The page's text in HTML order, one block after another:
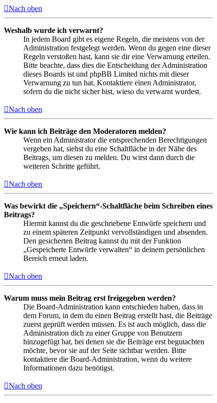
Nach oben
Weshalb wurde ich verwarnt?
In jedem Board gibt es eigene Regeln, die meistens von der
Administration festgelegt werden. Wenn du gegen eine dieser
Regeln verstoßen hast, kann sie dir eine Verwarnung erteilen.
Bitte beachte, dass dies die Entscheidung der Administration
dieses Boards ist und phpBB Limited nichts mit dieser
Verwarnung zu tun hat. Kontaktiere einen Administrator,
sofern du die nicht sicher bist, wieso du verwarnt wurdest.
Nach oben
Wie kann ich Beiträge den Moderatoren melden?
Wenn ein Administrator die entsprechenden Berechtigungen
vergeben hat, siehst du eine Schaltfläche in der Nähe des
Beitrags, um diesen zu melden. Du wirst dann durch die
weiteren Schritte geführt.
Nach oben
Was bewirkt die „Speichern“-Schaltfläche beim Schreiben eines
Beitrags?
Hiermit kannst du die geschriebene Entwürfe speichern und
zu einem späteren Zeitpunkt vervollständigen und absenden.
Den gesicherten Beitrag kannst du mit der Funktion
„Gespeicherte Entwürfe verwalten“ in deinem persönlichen
Bereich erneut laden.
Nach oben
Warum muss mein Beitrag erst freigegeben werden?
Die Board-Administration kann entschieden haben, dass in
dem Forum, in dem du einen Beitrag erstellt hast, die Beiträge
zuerst geprüft werden müssen. Es ist auch möglich, dass die
Administration dich zu einer Gruppe von Benutzern
hinzugefügt hat, bei denen sie die Beiträge erst begutachten
möchte, bevor sie auf der Seite sichtbar werden. Bitte
kontaktiere die Board-Administration, wenn du weitere
Informationen dazu benötigst.
Nach oben